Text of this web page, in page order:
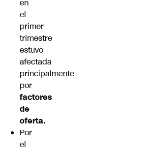
en
el
primer
trimestre
estuvo
afectada
principalmente
por
factores
de
oferta.
Por
el